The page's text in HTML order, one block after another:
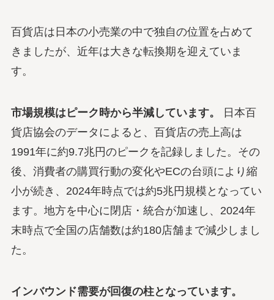
百貨店は日本の小売業の中で独自の位置を占めて
きましたが、近年は大きな転換期を迎えていま
す。
市場規模はピーク時から半減しています。
日本百
貨店協会のデータによると、百貨店の売上高は
1991年に約9.7兆円のピークを記録しました。その
後、消費者の購買行動の変化やECの台頭により縮
小が続き、2024年時点では約5兆円規模となってい
ます。地方を中心に閉店・統合が加速し、2024年
末時点で全国の店舗数は約180店舗まで減少しまし
た。
インバウンド需要が回復の柱となっています。